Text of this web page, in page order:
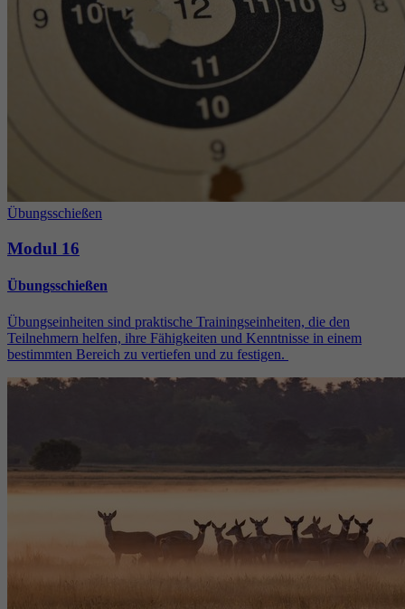
Übungsschießen
Modul 16
Übungsschießen
Übungseinheiten sind praktische Trainingseinheiten, die den
Teilnehmern helfen, ihre Fähigkeiten und Kenntnisse in einem
bestimmten Bereich zu vertiefen und zu festigen.